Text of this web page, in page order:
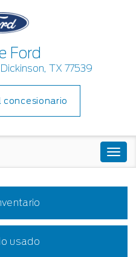
Ford
TX 77539
concesionario
usado